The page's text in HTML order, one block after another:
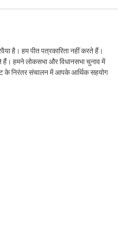
है। हम पीत पत्रकारिता नहीं करते हैं।
हैं। हमने लोकसभा और विधानसभा चुनाव में
के निरंतर संचालन में आपके आर्थिक सहयोग